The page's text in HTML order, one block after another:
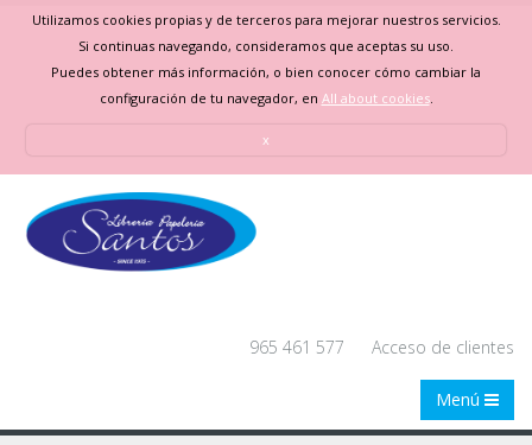
Utilizamos cookies propias y de terceros para mejorar nuestros servicios.
Si continuas navegando, consideramos que aceptas su uso.
Puedes obtener más información, o bien conocer cómo cambiar la
configuración de tu navegador, en All about cookies.
x
965 461 577 Acceso de clientes
Menú